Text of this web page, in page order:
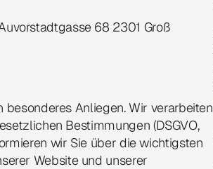
68 2301 Groß
Anliegen. Wir verarbeiten
Bestimmungen (DSGVO,
wir Sie über die wichtigsten
Website und unserer